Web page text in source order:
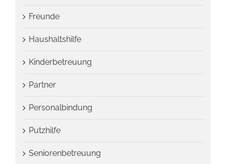
Freunde
Haushaltshilfe
Kinderbetreuung
Partner
Personalbindung
Putzhilfe
Seniorenbetreuung